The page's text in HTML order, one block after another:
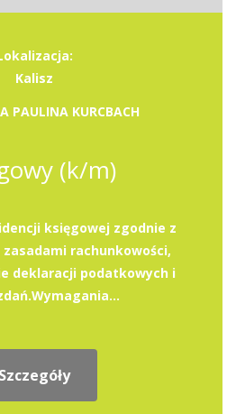
Kalisz
PAULINA KURCBACH
(k/m)
księgowej zgodnie z
rachunkowości,
deklaracji podatkowych i
Szczegóły